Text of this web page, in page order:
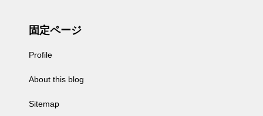
固定ページ
Profile
About this blog
Sitemap